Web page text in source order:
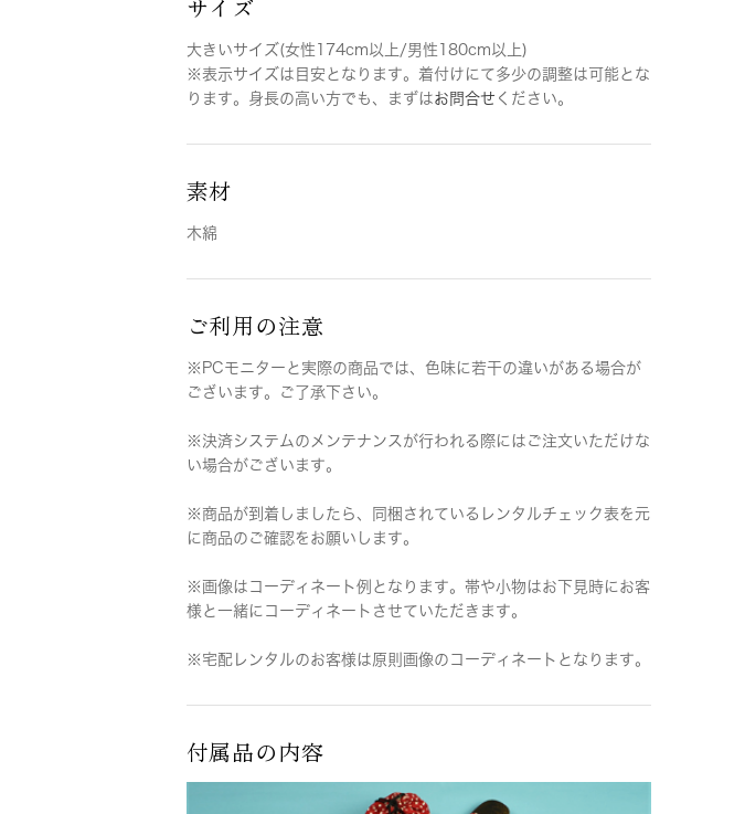
サイズ
大きいサイズ(女性174cm以上/男性180cm以上)
※表示サイズは目安となります。着付けにて多少の調整は可能とな
ります。身長の高い方でも、まずはお問合せ ください。
素材
木綿
ご利用の注意
※PCモニターと実際の商品では、色味に若干の違いがある場合が
ございます。ご了承下さい。
※決済システムのメンテナンスが行われる際にはご注文いただけな
い場合がございます。
※商品が到着しましたら、同梱されているレンタルチェック表を元
に商品のご確認をお願いします。
※画像はコーディネート例となります。帯や小物はお下見時にお客
様と一緒にコーディネートさせていただきます。
※宅配レンタルのお客様は原則画像のコーディネートとなります。
付属品の内容